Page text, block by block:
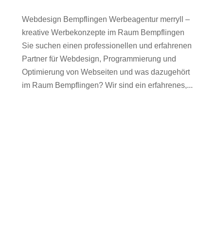
Webdesign Bempflingen Werbeagentur merryll –
kreative Werbekonzepte im Raum Bempflingen
Sie suchen einen professionellen und erfahrenen
Partner für Webdesign, Programmierung und
Optimierung von Webseiten und was dazugehört
im Raum Bempflingen? Wir sind ein erfahrenes,...